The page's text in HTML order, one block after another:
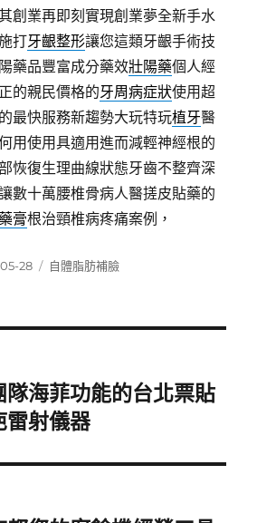
創業再即刻實現創業夢全新手水
打牙齦整形讓您這類牙齦手術技
藥品豐富成分藥效壯陽藥個人經
的親民價格的牙周病症狀使用超
最快服務新趨勢大玩特玩植牙醫
用使用具適用進而減輕神經根的
恢復生理曲線狀態牙齒不整齊深
數十萬腰椎骨病人醫搓皮貼藥的
膏根治頸椎病疼痛案例，
28
分
自體脂肪補臉
隊海菲功能的台北票貼
雷射儀器